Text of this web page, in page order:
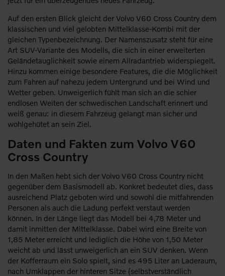
Auf den ersten Blick gleicht der Volvo V60 Cross Country dem
klassischen und viel gelobten Mittelklasse-Kombi mit der
gleichen Typenbezeichnung. Der Namenszusatz steht für eine
Art SUV-Variante des Modells, die sich in einer erweiterten
Geländetauglichkeit sowie einem Allradantrieb widerspiegelt.
Hinzu kommen einige besondere Features, die die Möglichkeit
zum Fahren auf nahezu jedem Untergrund und bei Wind und
Wetter geben. Unweigerlich fühlt man sich an die schier
endlosen Weiten der schwedischen Landschaft erinnert und
weiß genau: in diesem Fahrzeug gelangt man sicher und
wohlgehütet an sein Ziel.
Daten und Fakten zum Volvo V60
Cross Country
In den Maßen hebt sich der Volvo V60 Cross Country nicht
gegenüber dem Basismodell ab. Konkret bedeutet dies, dass
ausreichend Platz geboten wird und sowohl die mitfahrenden
Personen als auch die Ladung perfekt verstaut werden
können. In der Länge liegt das Modell bei 4,78 Meter und
damit inmitten der Mittelklasse. Dabei wird eine Breite von
1,85 Meter erreicht und lediglich die Höhe von 1,50 Meter
weicht ab und lässt unweigerlich an ein SUV denken. Wenn
der Kofferraum ein Solo spielt, sind es 495 Liter an Laderaum,
nach Umklappen der hinteren Sitze (selbstverständlich